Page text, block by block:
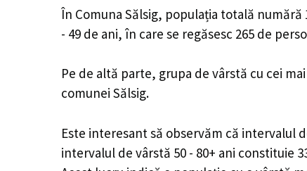
În Comuna Sălsig, populația totală
- 49 de ani, în care se regăsesc 265 de
Pe de altă parte, grupa de vârstă cu cei
comunei Sălsig.
Este interesant să observăm că intervalul
intervalul de vârstă 50 - 80+ ani constituie